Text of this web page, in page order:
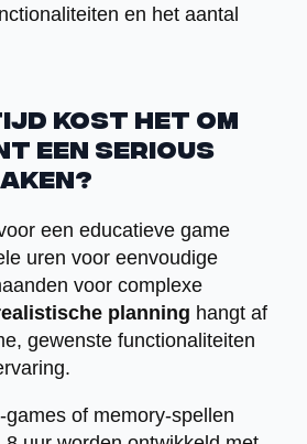
en het aantal
kost het om
een serious
een educatieve game
uren voor eenvoudige
voor complexe
planning hangt af
gewenste functionaliteiten
of memory-spellen